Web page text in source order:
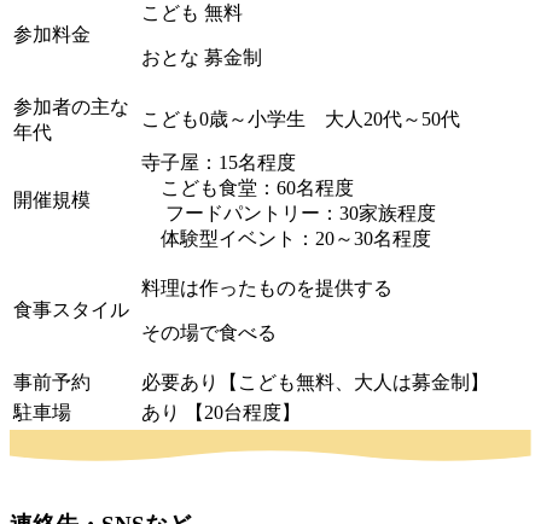
参加料金
こども 無料
おとな 募金制
参加者の主な
年代
こども0歳～小学生 大人20代～50代
開催規模
寺子屋：15名程度
こども食堂：60名程度
フードパントリー：30家族程度
体験型イベント：20～30名程度
食事スタイル
料理は作ったものを提供する
その場で食べる
事前予約
必要あり【こども無料、大人は募金制】
駐車場
あり 【20台程度】